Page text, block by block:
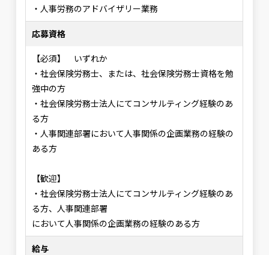
・人事労務のアドバイザリー業務
応募資格
【必須】 いずれか
・社会保険労務士、または、社会保険労務士資格を勉
強中の方
・社会保険労務士法人にてコンサルティング経験のあ
る方
・人事関連部署において人事関係の企画業務の経験の
ある方
【歓迎】
・社会保険労務士法人にてコンサルティング経験のあ
る方、人事関連部署
において人事関係の企画業務の経験のある方
給与